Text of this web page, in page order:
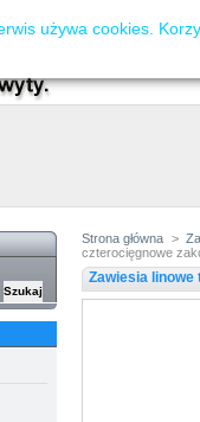
używa cookies.
Strona główna >
czterocięgnowe
Zawiesia linowe